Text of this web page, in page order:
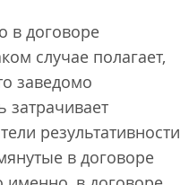
в договоре
случае полагает,
заведомо
затрачивает
результативности
в договоре